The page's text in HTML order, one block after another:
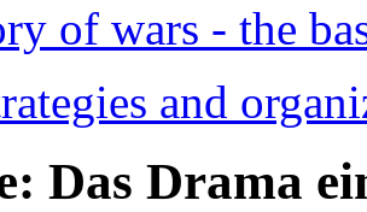
of wars - the
and
Das Drama